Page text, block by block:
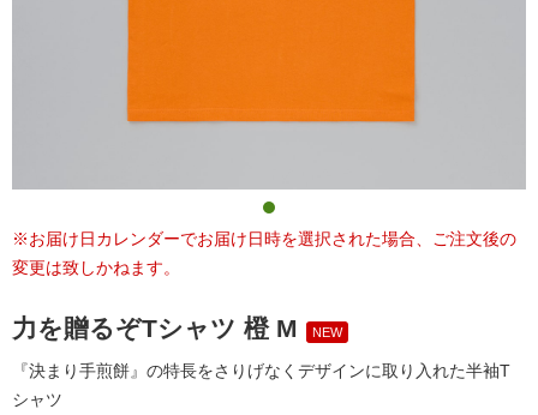
※お届け日カレンダーでお届け日時を選択された場合、ご注文後の
変更は致しかねます。
力を贈るぞTシャツ 橙 M NEW
『決まり手煎餅』の特長をさりげなくデザインに取り入れた半袖T
シャツ